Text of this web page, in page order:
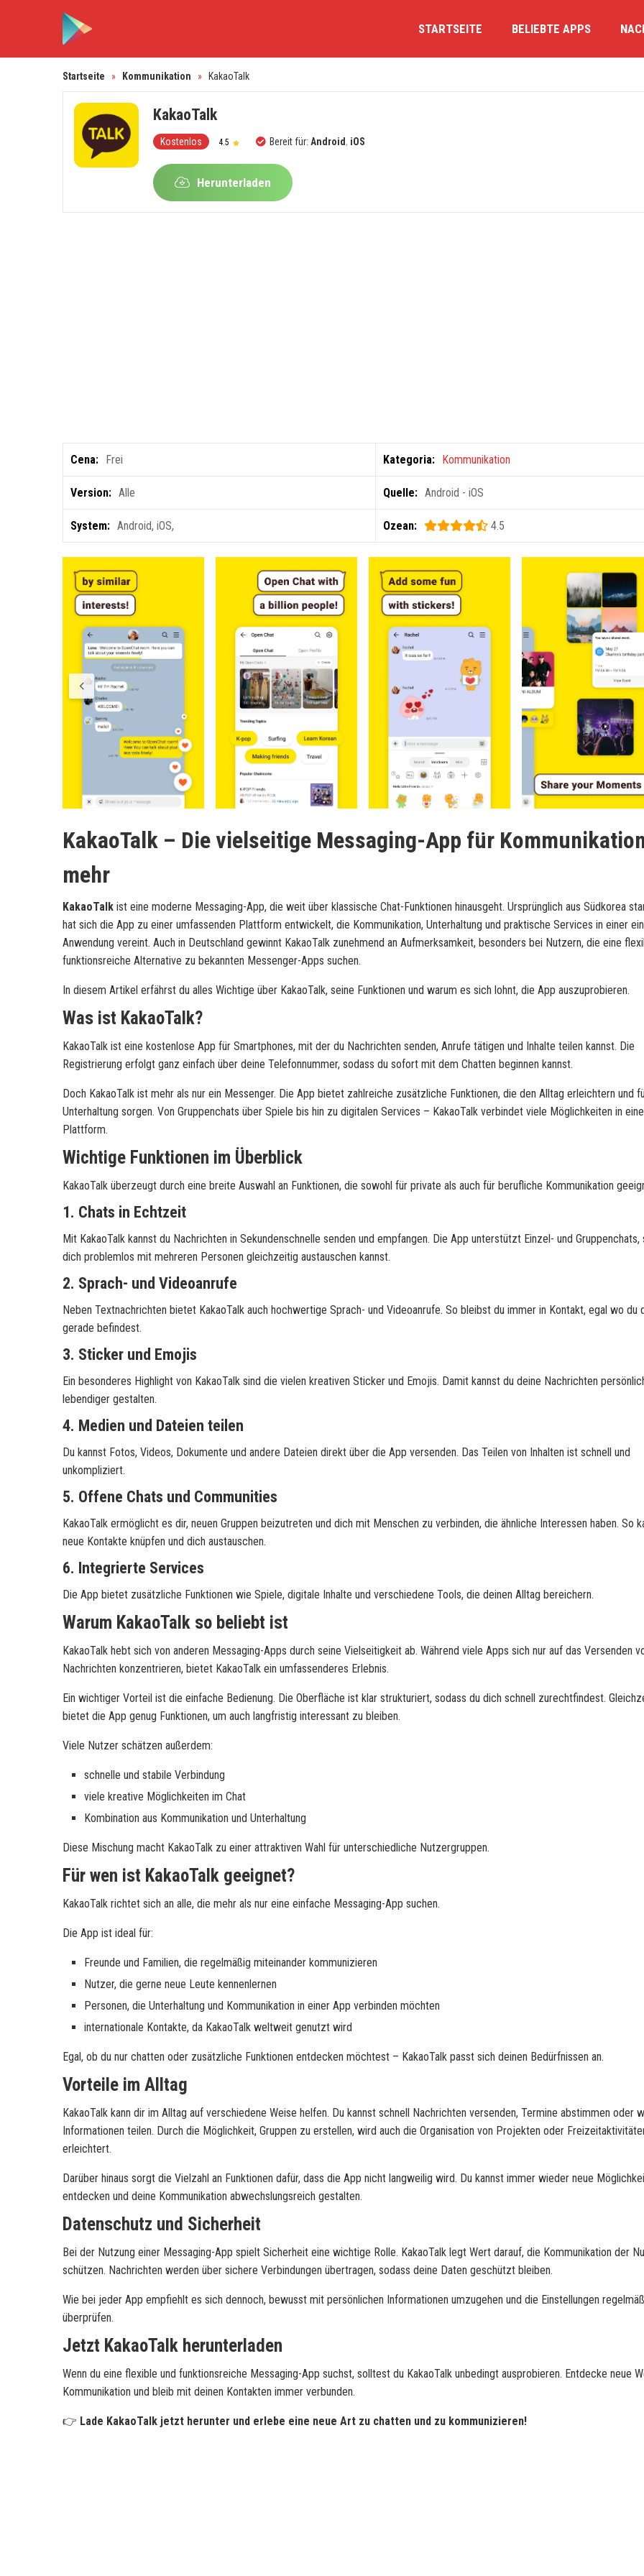
STARTSEITE BELIEBTE APPS
Startseite » Kommunikation » KakaoTalk
KakaoTalk
Kostenlos 4.5 Bereit für: Android , iOS
Herunterladen
Cena: Frei Kategoria: Kommunikation
Version: Alle Quelle: Android - iOS
System: Android, iOS, Ozean: 4.5
KakaoTalk – Die vielseitige Messaging-App für
mehr
KakaoTalk ist eine moderne Messaging-App, die weit über klassische Chat-Funktionen hinausgeht. Ursprünglich aus Südkorea
hat sich die App zu einer umfassenden Plattform entwickelt, die Kommunikation, Unterhaltung und praktische Services in einer
Anwendung vereint. Auch in Deutschland gewinnt KakaoTalk zunehmend an Aufmerksamkeit, besonders bei Nutzern, die eine
funktionsreiche Alternative zu bekannten Messenger-Apps suchen.
In diesem Artikel erfährst du alles Wichtige über KakaoTalk, seine Funktionen und warum es sich lohnt, die App auszuprobieren.
Was ist KakaoTalk?
KakaoTalk ist eine kostenlose App für Smartphones, mit der du Nachrichten senden, Anrufe tätigen und Inhalte teilen kannst. Die
Registrierung erfolgt ganz einfach über deine Telefonnummer, sodass du sofort mit dem Chatten beginnen kannst.
Doch KakaoTalk ist mehr als nur ein Messenger. Die App bietet zahlreiche zusätzliche Funktionen, die den Alltag erleichtern und
Unterhaltung sorgen. Von Gruppenchats über Spiele bis hin zu digitalen Services – KakaoTalk verbindet viele Möglichkeiten in
Plattform.
Wichtige Funktionen im Überblick
KakaoTalk überzeugt durch eine breite Auswahl an Funktionen, die sowohl für private als auch für berufliche Kommunikation
1. Chats in Echtzeit
Mit KakaoTalk kannst du Nachrichten in Sekundenschnelle senden und empfangen. Die App unterstützt Einzel- und Gruppenchats,
dich problemlos mit mehreren Personen gleichzeitig austauschen kannst.
2. Sprach- und Videoanrufe
Neben Textnachrichten bietet KakaoTalk auch hochwertige Sprach- und Videoanrufe. So bleibst du immer in Kontakt, egal wo du
gerade befindest.
3. Sticker und Emojis
Ein besonderes Highlight von KakaoTalk sind die vielen kreativen Sticker und Emojis. Damit kannst du deine Nachrichten
lebendiger gestalten.
4. Medien und Dateien teilen
Du kannst Fotos, Videos, Dokumente und andere Dateien direkt über die App versenden. Das Teilen von Inhalten ist schnell und
unkompliziert.
5. Offene Chats und Communities
KakaoTalk ermöglicht es dir, neuen Gruppen beizutreten und dich mit Menschen zu verbinden, die ähnliche Interessen haben. So
neue Kontakte knüpfen und dich austauschen.
6. Integrierte Services
Die App bietet zusätzliche Funktionen wie Spiele, digitale Inhalte und verschiedene Tools, die deinen Alltag bereichern.
Warum KakaoTalk so beliebt ist
KakaoTalk hebt sich von anderen Messaging-Apps durch seine Vielseitigkeit ab. Während viele Apps sich nur auf das Versenden
Nachrichten konzentrieren, bietet KakaoTalk ein umfassenderes Erlebnis.
Ein wichtiger Vorteil ist die einfache Bedienung. Die Oberfläche ist klar strukturiert, sodass du dich schnell zurechtfindest.
bietet die App genug Funktionen, um auch langfristig interessant zu bleiben.
Viele Nutzer schätzen außerdem:
schnelle und stabile Verbindung
viele kreative Möglichkeiten im Chat
Kombination aus Kommunikation und Unterhaltung
Diese Mischung macht KakaoTalk zu einer attraktiven Wahl für unterschiedliche Nutzergruppen.
Für wen ist KakaoTalk geeignet?
KakaoTalk richtet sich an alle, die mehr als nur eine einfache Messaging-App suchen.
Die App ist ideal für:
Freunde und Familien, die regelmäßig miteinander kommunizieren
Nutzer, die gerne neue Leute kennenlernen
Personen, die Unterhaltung und Kommunikation in einer App verbinden möchten
internationale Kontakte, da KakaoTalk weltweit genutzt wird
Egal, ob du nur chatten oder zusätzliche Funktionen entdecken möchtest – KakaoTalk passt sich deinen Bedürfnissen an.
Vorteile im Alltag
KakaoTalk kann dir im Alltag auf verschiedene Weise helfen. Du kannst schnell Nachrichten versenden, Termine abstimmen oder
Informationen teilen. Durch die Möglichkeit, Gruppen zu erstellen, wird auch die Organisation von Projekten oder
erleichtert.
Darüber hinaus sorgt die Vielzahl an Funktionen dafür, dass die App nicht langweilig wird. Du kannst immer wieder neue
entdecken und deine Kommunikation abwechslungsreich gestalten.
Datenschutz und Sicherheit
Bei der Nutzung einer Messaging-App spielt Sicherheit eine wichtige Rolle. KakaoTalk legt Wert darauf, die Kommunikation der
schützen. Nachrichten werden über sichere Verbindungen übertragen, sodass deine Daten geschützt bleiben.
Wie bei jeder App empfiehlt es sich dennoch, bewusst mit persönlichen Informationen umzugehen und die Einstellungen
überprüfen.
Jetzt KakaoTalk herunterladen
Wenn du eine flexible und funktionsreiche Messaging-App suchst, solltest du KakaoTalk unbedingt ausprobieren. Entdecke neue
Kommunikation und bleib mit deinen Kontakten immer verbunden.
👉 Lade KakaoTalk jetzt herunter und erlebe eine neue Art zu chatten und zu kommunizieren!